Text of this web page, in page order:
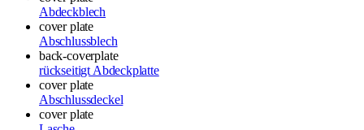
Abdeckblech
cover plate
Abschlussblech
back-coverplate
rückseitigt Abdeckplatte
cover plate
Abschlussdeckel
cover plate